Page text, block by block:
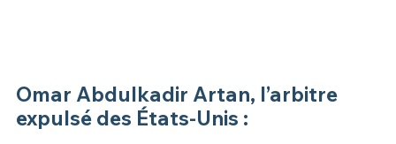
Omar Abdulkadir Artan, l’arbitre
expulsé des États-Unis :